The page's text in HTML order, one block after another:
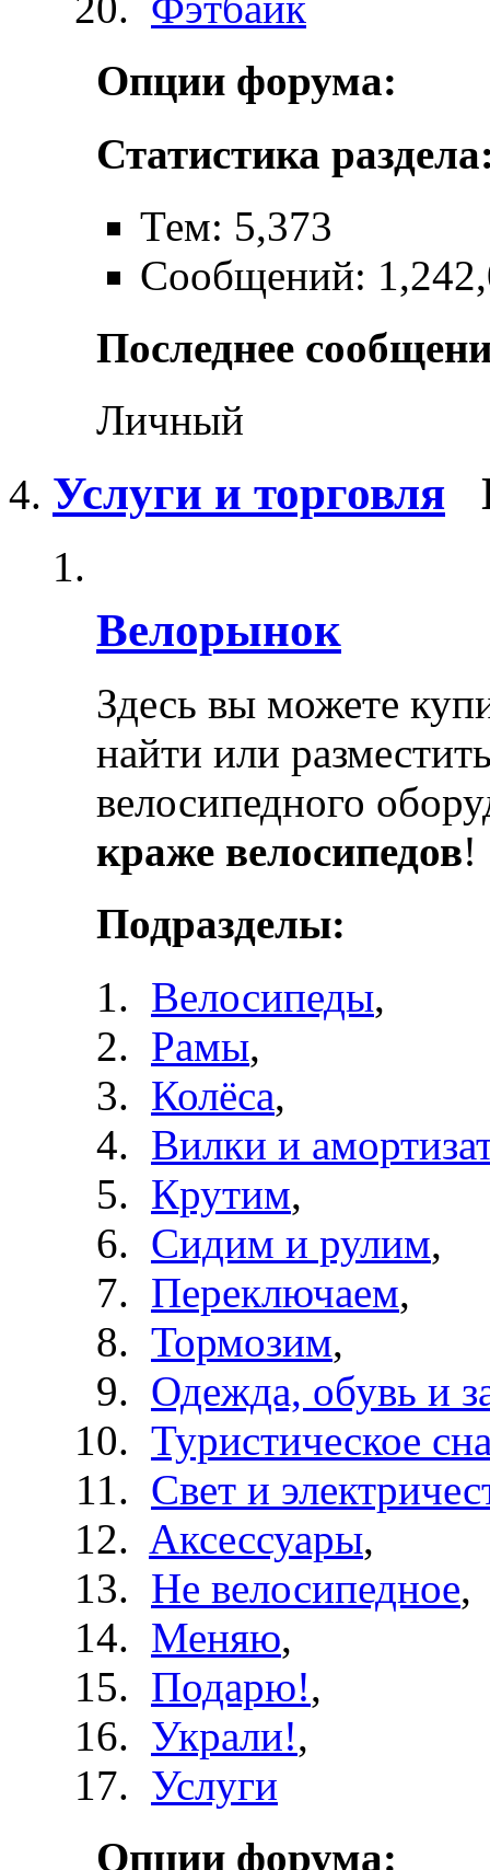
Опции форума:
Статистика
Тем: 5,373
Сообщений:
Последнее
Личный
Услуги и торговля
Велорынок
Здесь вы можете
найти или
велосипедного
краже велосипедов!
Подразделы:
Велосипеды,
Рамы,
Колёса,
Вилки и
Крутим,
Сидим и рулим,
Переключаем,
Тормозим,
Одежда, обувь и
Туристическое
Свет и
Aксессуары,
Не велосипедное,
Меняю,
Подарю!,
Украли!,
Услуги
Опции форума: